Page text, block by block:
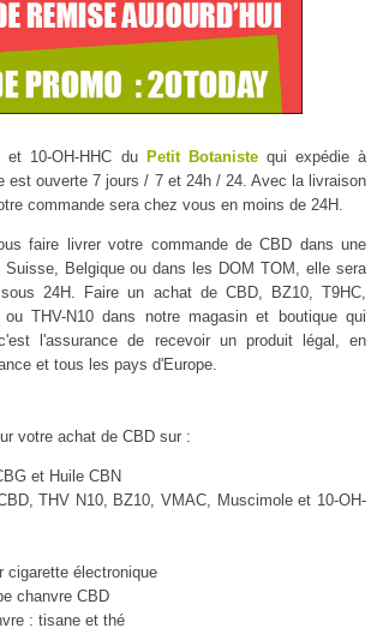
et 10-OH-HHC du Petit Botanistequi expédie à
est ouverte 7 jours / 7 et 24h / 24. Avec la livraison
commande sera chez vous en moins de 24H.
faire livrer votre commande de CBD dans une
Belgique ou dans les DOM TOM, elle sera
24H. Faire un achat de CBD, BZ10, T9HC,
THV-N10 dans notre magasin et boutique qui
l'assurance de recevoir un produit légal, en
et tous les pays d'Europe.
votre achat de CBD sur :
et Huile CBN
THV N10, BZ10, VMAC, Muscimole et 10-OH-
cigarette électronique
chanvre CBD
: tisane et thé